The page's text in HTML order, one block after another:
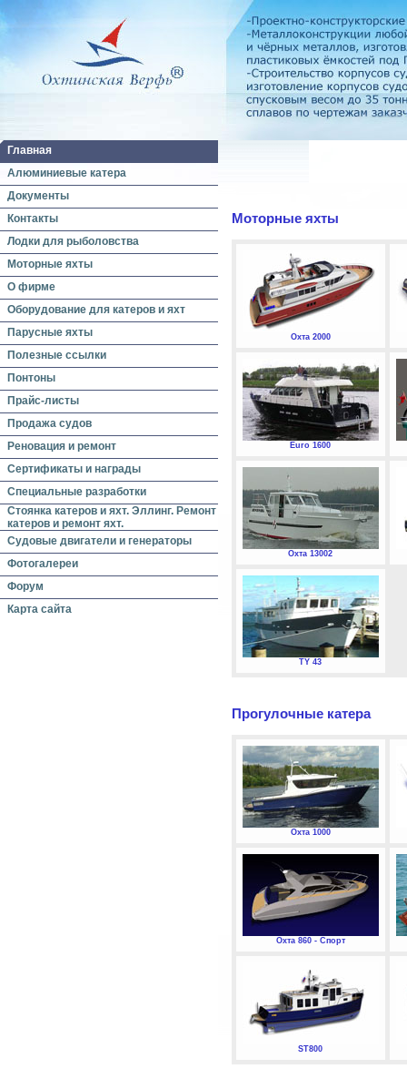
Главная
Алюминиевые катера
Документы
Контакты
Лодки для рыболовства
Моторные яхты
О фирме
Оборудование для катеров и яхт
Парусные яхты
Полезные ссылки
Понтоны
Прайс-листы
Продажа судов
Реновация и ремонт
Сертификаты и награды
Специальные разработки
Стоянка катеров и яхт. Эллинг. Ремонт
катеров и ремонт яхт.
Судовые двигатели и генераторы
Фотогалереи
Форум
Карта сайта
Моторные яхты
Охта 2000
Euro 1600
Охта 13002
TY 43
Прогулочные катера
Охта 1000
Охта 860 - Спорт
ST800